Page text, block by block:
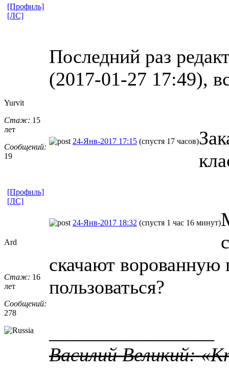
Последний раз
(2017-01-27 17:49),
[Профиль]
[ЛС]
Yurvit
Стаж: 15
лет
Сообщений:
19
24-Янв-2017 17:15 (спустя 17 часов)
[Профиль]
[ЛС]
Ard
Стаж: 16
лет
Сообщений:
278
24-Янв-2017 18:32 (спустя 1 час 16 минут)
скачают
пользоваться?
Василий Великий: